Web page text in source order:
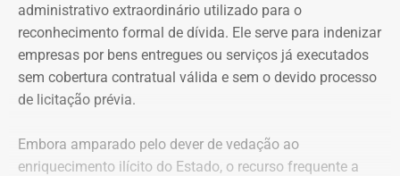
deputado participou da gestão desses recursos,
autorizando transferências para contas da prefeitura e
pagamentos por cheque que permaneceram sem
documentação comprobatória. Também destaca que Dr.
Flávio foi notificado sobre as irregularidades em
exigidos.
administrativo extraordinário utilizado para o
reconhecimento formal de dívida. Ele serve para indenizar
empresas por bens entregues ou serviços já executados
sem cobertura contratual válida e sem o devido processo
de licitação prévia.
Embora amparado pelo dever de vedação ao
enriquecimento ilícito do Estado, o recurso frequente a